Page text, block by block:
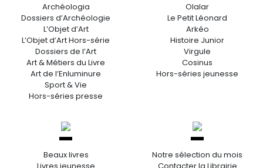
Archéologia
Dossiers d’Archéologie
L’Objet d’Art
L’Objet d’Art Hors-série
Dossiers de l’Art
Art & Métiers du Livre
Art de l’Enluminure
Sport & Vie
Hors-séries presse
Olalar
Le Petit Léonard
Arkéo
Histoire Junior
Virgule
Cosinus
Hors-séries jeunesse
Beaux livres
Livres jeunesse
Notre sélection du mois
Contacter la Librairie